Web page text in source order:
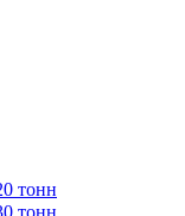
тонн
тонн